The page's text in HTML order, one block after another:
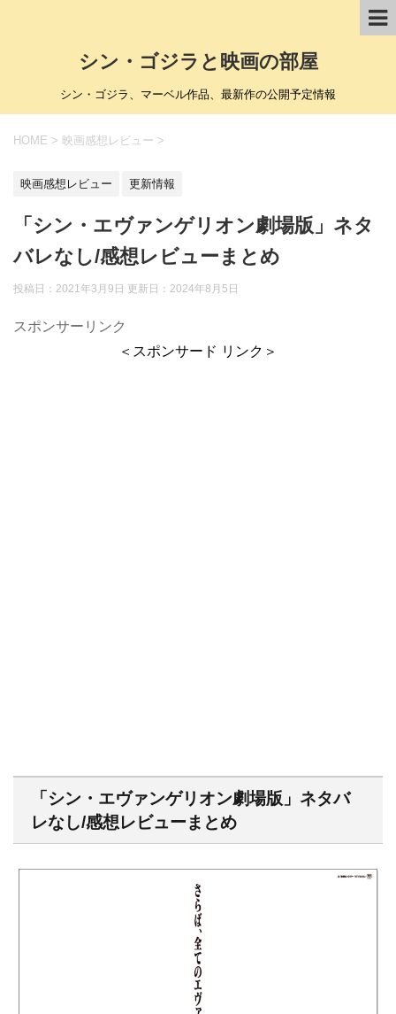
シン・ゴジラと映画の部屋
シン・ゴジラ、マーベル作品、最新作の公開予定情報
HOME > 映画感想レビュー >
映画感想レビュー 更新情報
「シン・エヴァンゲリオン劇場版」ネタ
バレなし/感想レビューまとめ
投稿日：2021年3月9日 更新日： 2024年8月5日
スポンサーリンク
＜スポンサード リンク＞
「シン・エヴァンゲリオン劇場版」ネタバ
レなし/感想レビューまとめ